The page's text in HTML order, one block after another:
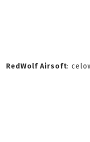
RedWolf Airsoft: